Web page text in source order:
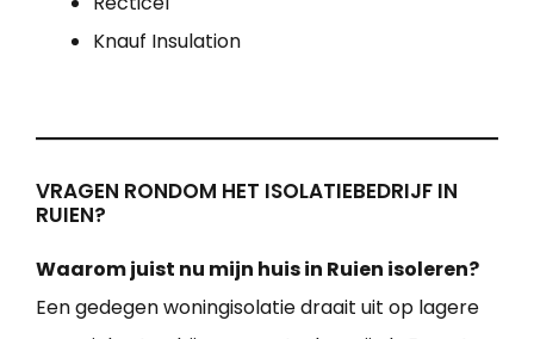
Knauf Insulation
VRAGEN RONDOM HET ISOLATIEBEDRIJF IN
RUIEN?
Waarom juist nu mijn huis in Ruien isoleren?
Een gedegen woningisolatie draait uit op lagere